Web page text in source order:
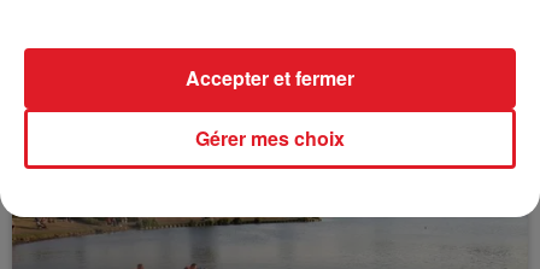
BÉTHUNE: ENQUÊTE POUR HOMICIDE
VOLONTAIRE EN COURS, APRÈS LA...
Selon les premiers éléments, le logement servait
à des prostituéesGérer mes choix
Accepter et fermer